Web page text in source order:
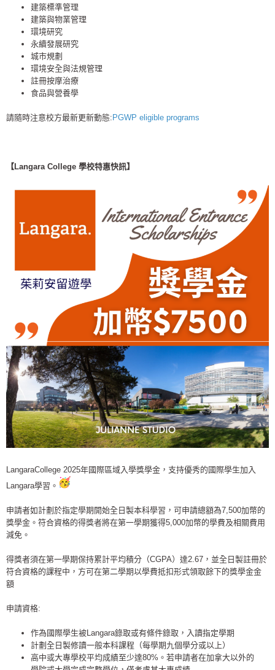
建築標準管理
建築與物業管理
環境研究
永續發展研究
城市規劃
環境安全與法規管理
註冊按摩治療
食品與營養學
請隨時注意校方最新更新動態:PGWP eligible programs
【Langara College 學校特惠快訊】
LangaraCollege 2025年國際區域入學獎學金， 支持優秀的國際學生加入
Langara學習。
申請者如計劃於指定學期開始全日製本科學習，可申請總額為7, 500加幣的
獎學金。符合資格的得獎者將在第一學期獲得5, 000加幣的學費及相關費用
減免。
得獎者須在第一學期保持累計平均積分（CGPA）達2.67， 並全日製註冊於
符合資格的課程中， 方可在第二學期以學費抵扣形式領取餘下的獎學金金
額
申請資格:
作為國際學生被Langara錄取或有條件錄取，入讀指定學期
計劃全日製修讀一般本科課程（每學期九個學分或以上）
高中或大專學校平均成績至少達80%。 若申請者在加拿大以外的